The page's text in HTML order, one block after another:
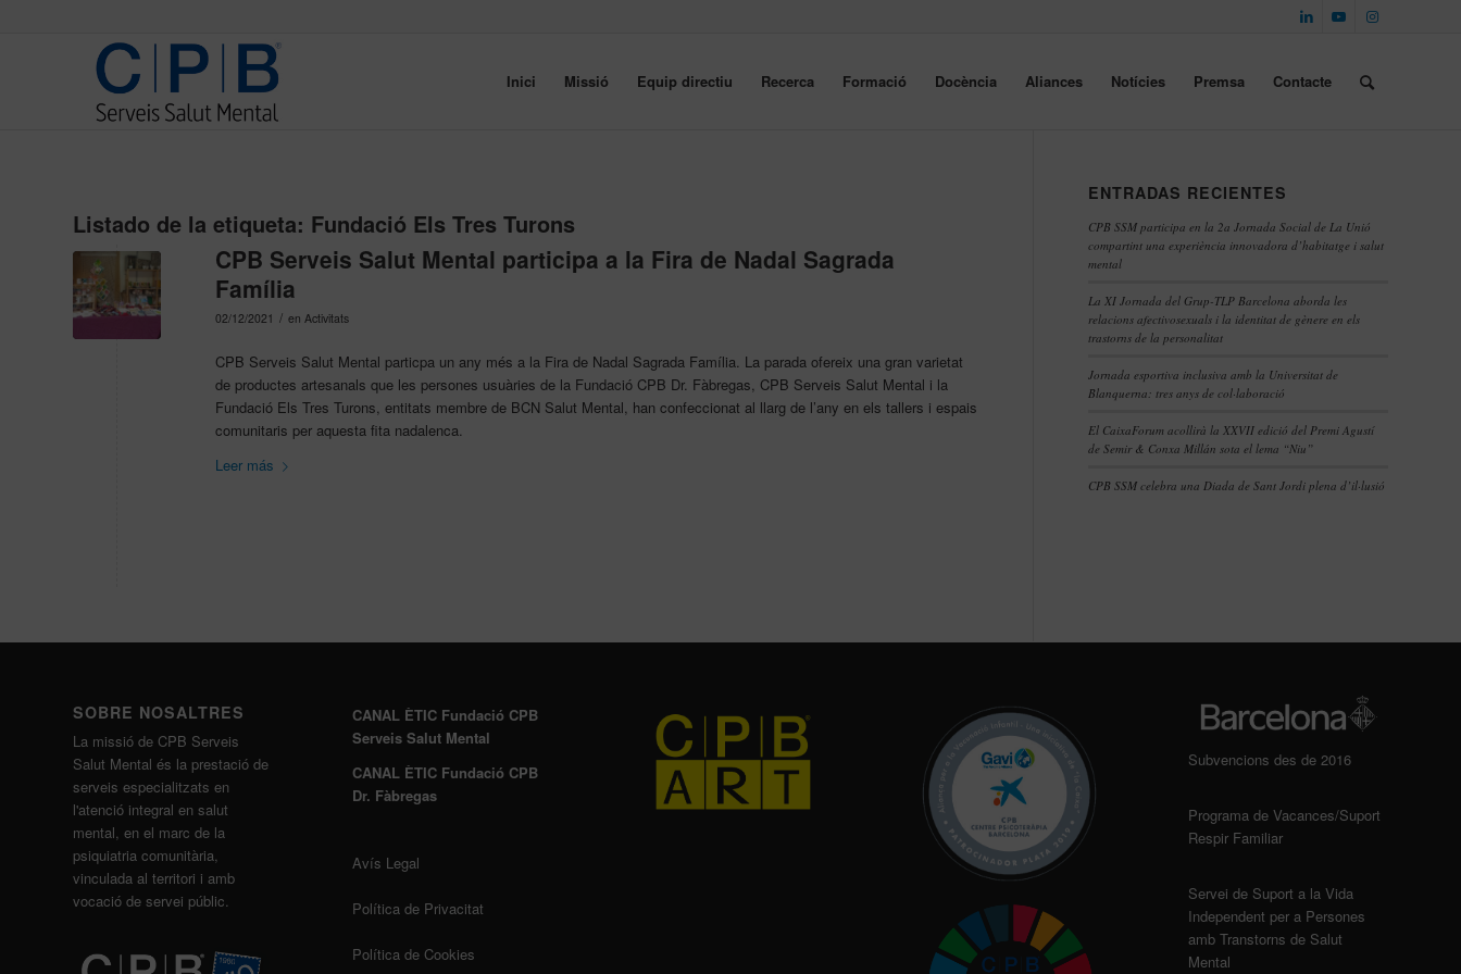
Inici Missió Equip directiu Recerca Formació Docència Aliances Notícies Premsa Contacte
Listado de la etiqueta: Fundació Els Tres Turons
CPB Serveis Salut Mental participa a la Fira de Nadal Sagrada
Família
02/12/2021 / en Activitats
CPB Serveis Salut Mental particpa un any més a la Fira de Nadal Sagrada Família. La parada ofereix una gran varietat
de productes artesanals que les persones usuàries de la Fundació CPB Dr. Fàbregas, CPB Serveis Salut Mental i la
Fundació Els Tres Turons, entitats membre de BCN Salut Mental, han confeccionat al llarg de l’any en els tallers i espais
comunitaris per aquesta fita nadalenca.
Leer más
ENTRADAS RECIENTES
CPB SSM participa en la 2a Jornada Social de La Unió
compartint una experiència innovadora d’habitatge i salut
mental
La XI Jornada del Grup-TLP Barcelona aborda les
relacions afectivosexuals i la identitat de gènere en els
trastorns de la personalitat
Jornada esportiva inclusiva amb la Universitat de
Blanquerna: tres anys de col·laboració
El CaixaForum acollirà la XXVII edició del Premi Agustí
de Semir & Conxa Millán sota el lema “Niu”
CPB SSM celebra una Diada de Sant Jordi plena d’il·lusió
SOBRE NOSALTRES
La missió de CPB Serveis
Salut Mental és la prestació de
serveis especialitzats en
l'atenció integral en salut
mental, en el marc de la
psiquiatria comunitària,
vinculada al territori i amb
vocació de servei públic.
CANAL ÈTIC Fundació CPB
Serveis Salut Mental
CANAL ÈTIC Fundació CPB
Dr. Fàbregas
Avís Legal
Política de Privacitat
Política de Cookies
Subvencions des de 2016
Programa de Vacances/Suport
Respir Familiar
Servei de Suport a la Vida
Independent per a Persones
amb Transtorns de Salut
Mental